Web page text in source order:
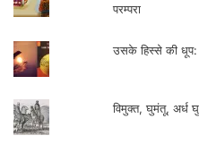
परम्परा
उसके हिस्से की धूप:
विमुक्त, घुमंतू, अर्ध